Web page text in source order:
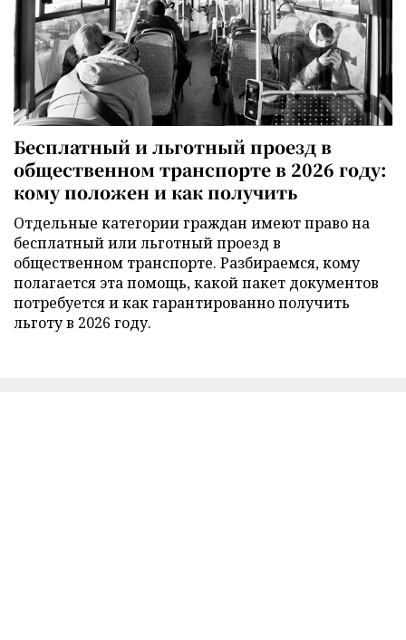
Бесплатный и льготный проезд в
общественном транспорте в 2026 году:
кому положен и как получить
Отдельные категории граждан имеют право на
бесплатный или льготный проезд в
общественном транспорте. Разбираемся, кому
полагается эта помощь, какой пакет документов
потребуется и как гарантированно получить
льготу в 2026 году.